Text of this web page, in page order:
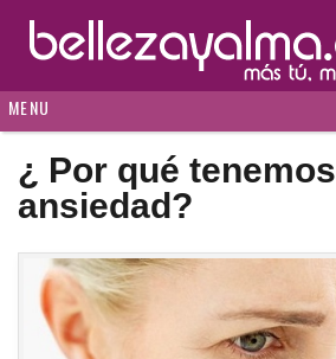
MENU
¿ Por qué tenemos
ansiedad?